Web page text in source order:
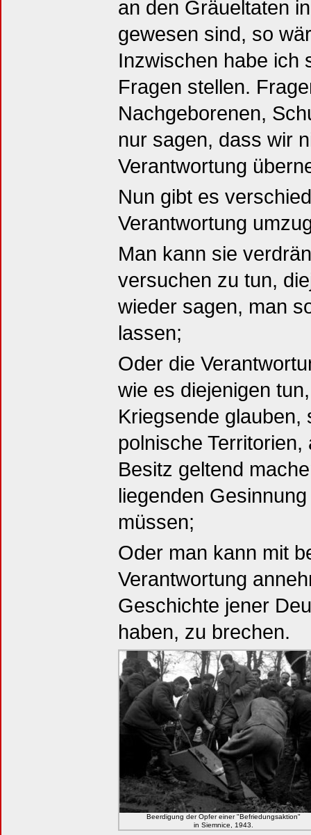
an den Gräueltaten
gewesen sind, so
Inzwischen habe ich
Fragen stellen.
Nachgeborenen,
nur sagen, dass wir
Verantwortung
Nun gibt es
Verantwortung
Man kann sie
versuchen zu tun,
wieder sagen, man
lassen;
Oder die
wie es diejenigen
Kriegsende glauben,
polnische
Besitz geltend
liegenden
müssen;
Oder man kann mit
Verantwortung
Geschichte jener
haben, zu brechen.
Beerdigung der Opfer einer "Befriedungsaktion"
in Siemnice, 1943.